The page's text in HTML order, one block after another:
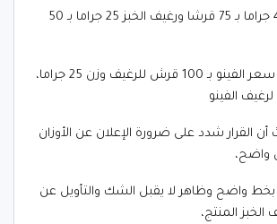
رغيف الخبز وزن 40 جراما بـ 75 قرشا ورغيف الخبز 25 جراما بـ 50
كما تضمنت أيضا سعر الفينو بـ 100 قرش للرغيف وزن 25 جراما،
حيث أن القرار شدد على ضرورة الإعلان عن الأوزان
واضح،
بخط واضح وظاهر لا يقبل الشك والتأويل عن
الخبز المنتج،